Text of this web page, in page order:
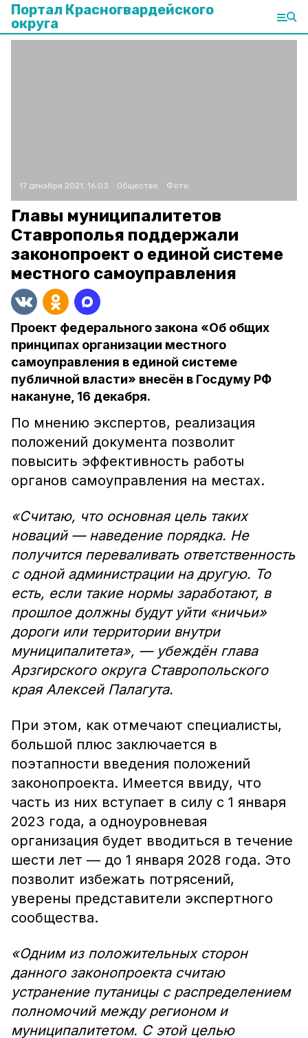
Портал Красногвардейского
округа
17 декабря 2021, 16:03 Общество Фото:
Главы муниципалитетов
Ставрополья поддержали
законопроект о единой системе
местного самоуправления
Проект федерального закона «Об общих
принципах организации местного
самоуправления в единой системе
публичной власти» внесён в Госдуму РФ
накануне, 16 декабря.
По мнению экспертов, реализация
положений документа позволит
повысить эффективность работы
органов самоуправления на местах.
«Считаю, что основная цель таких
новаций — наведение порядка. Не
получится переваливать ответственность
с одной администрации на другую. То
есть, если такие нормы заработают, в
прошлое должны будут уйти «ничьи»
дороги или территории внутри
муниципалитета», — убеждён глава
Арзгирского округа Ставропольского
края Алексей Палагута.
При этом, как отмечают специалисты,
большой плюс заключается в
поэтапности введения положений
законопроекта. Имеется ввиду, что
часть из них вступает в силу с 1 января
2023 года, а одноуровневая
организация будет вводиться в течение
шести лет — до 1 января 2028 года. Это
позволит избежать потрясений,
уверены представители экспертного
сообщества.
«Одним из положительных сторон
данного законопроекта считаю
устранение путаницы с распределением
полномочий между регионом и
муниципалитетом. С этой целью